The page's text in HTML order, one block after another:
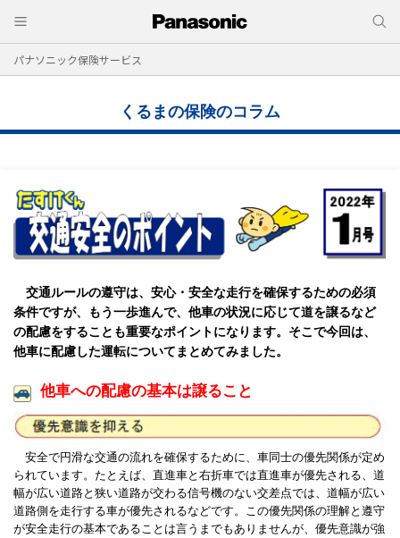
パナソニック保険サービス
くるまの保険のコラム
交通ルールの遵守は、安心・安全な走行を確保するための必須
条件ですが、もう一歩進んで、他車の状況に応じて道を譲るなど
の配慮をすることも重要なポイントになります。そこで今回は、
他車に配慮した運転についてまとめてみました。
他車への配慮の基本は譲ること
安全で円滑な交通の流れを確保するために、車同士の優先関係が定め
られています。たとえば、直進車と右折車では直進車が優先される、道
幅が広い道路と狭い道路が交わる信号機のない交差点では、道幅が広い
道路側を走行する車が優先されるなどです。この優先関係の理解と遵守
が安全走行の基本であることは言うまでもありませんが、優先意識が強